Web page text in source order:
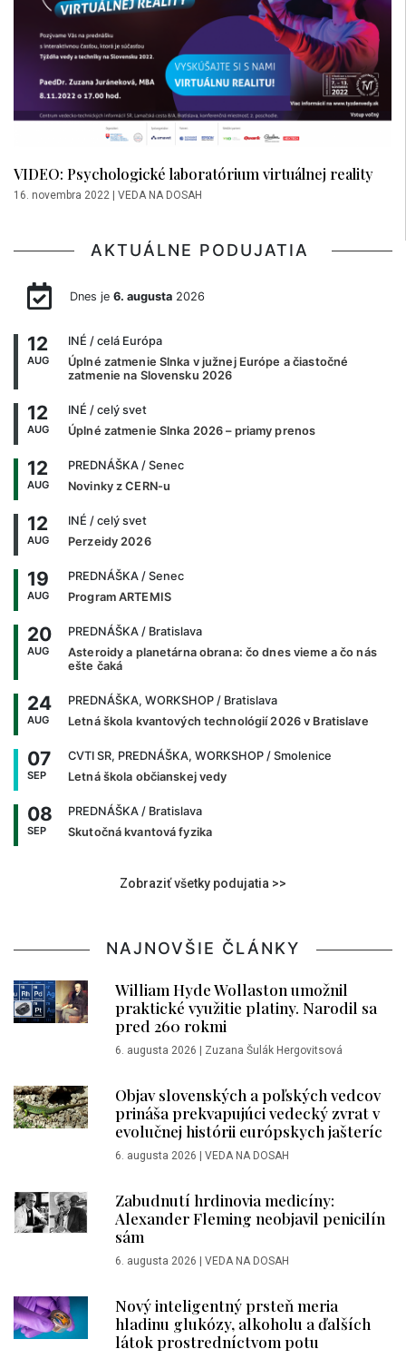
VIDEO: Psychologické laboratórium virtuálnej reality
16. novembra 2022 | VEDA NA DOSAH
AKTUÁLNE PODUJATIA
Dnes je 6. augusta2026
12
AUG
INÉ / celá Európa
Úplné zatmenie Slnka v južnej Európe a čiastočné
zatmenie na Slovensku 2026
12
AUG
INÉ / celý svet
Úplné zatmenie Slnka 2026 – priamy prenos
12
AUG
PREDNÁŠKA / Senec
Novinky z CERN-u
12
AUG
INÉ / celý svet
Perzeidy 2026
19
AUG
PREDNÁŠKA / Senec
Program ARTEMIS
20
AUG
PREDNÁŠKA / Bratislava
Asteroidy a planetárna obrana: čo dnes vieme a čo nás
ešte čaká
24
AUG
PREDNÁŠKA, WORKSHOP / Bratislava
Letná škola kvantových technológií 2026 v Bratislave
07
SEP
CVTI SR, PREDNÁŠKA, WORKSHOP / Smolenice
Letná škola občianskej vedy
08
SEP
PREDNÁŠKA / Bratislava
Skutočná kvantová fyzika
Zobraziť všetky podujatia >>
NAJNOVŠIE ČLÁNKY
William Hyde Wollaston umožnil
praktické využitie platiny. Narodil sa
pred 260 rokmi
6. augusta 2026 Zuzana Šulák Hergovitsová
Objav slovenských a poľských vedcov
prináša prekvapujúci vedecký zvrat v
evolučnej histórii európskych jašteríc
6. augusta 2026 VEDA NA DOSAH
Zabudnutí hrdinovia medicíny:
Alexander Fleming neobjavil penicilín
sám
6. augusta 2026 VEDA NA DOSAH
Nový inteligentný prsteň meria
hladinu glukózy, alkoholu a ďalších
látok prostredníctvom potu